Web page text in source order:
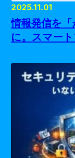
2025.11.01
情報発信を「
に。スマー